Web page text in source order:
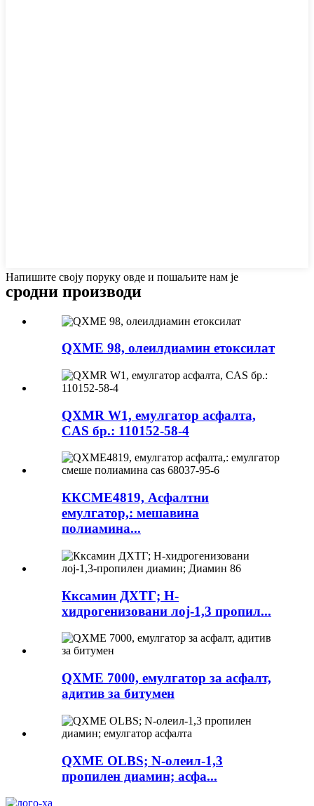
Напишите своју поруку овде и пошаљите нам је
сродни производи
QXME 98, олеилдиамин етоксилат
QXMR W1, емулгатор асфалта,
CAS бр.: 110152-58-4
ККСМЕ4819, Асфалтни
емулгатор,: мешавина
полиамина...
Кксамин ДХТГ; Н-
хидрогенизовани лој-1,3 пропил...
QXME 7000, емулгатор за асфалт,
адитив за битумен
QXME OLBS; N-олеил-1,3
пропилен диамин; асфа...